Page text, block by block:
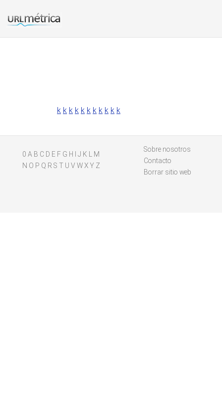
k k k k k k k k k k k
0 A B C D E F G H J K
M
N O P Q R S T U V W X Y Z
Sobre nosotros
Contacto
Borrar sitio web